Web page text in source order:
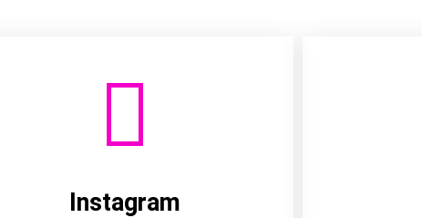
Instagram